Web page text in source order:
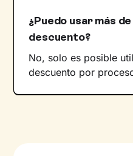
¿Puedo usar más
descuento?
No, solo es posible
descuento por